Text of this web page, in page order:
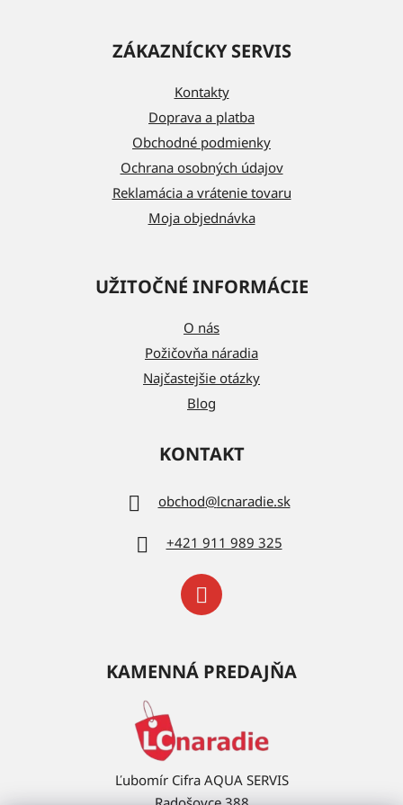
ZÁKAZNÍCKY SERVIS
Kontakty
Doprava a platba
Obchodné podmienky
Ochrana osobných údajov
Reklamácia a vrátenie tovaru
Moja objednávka
UŽITOČNÉ INFORMÁCIE
O nás
Požičovňa náradia
Najčastejšie otázky
Blog
KONTAKT
obchod@lcnaradie.sk
+421 911 989 325
KAMENNÁ PREDAJŇA
Ľubomír Cifra AQUA SERVIS